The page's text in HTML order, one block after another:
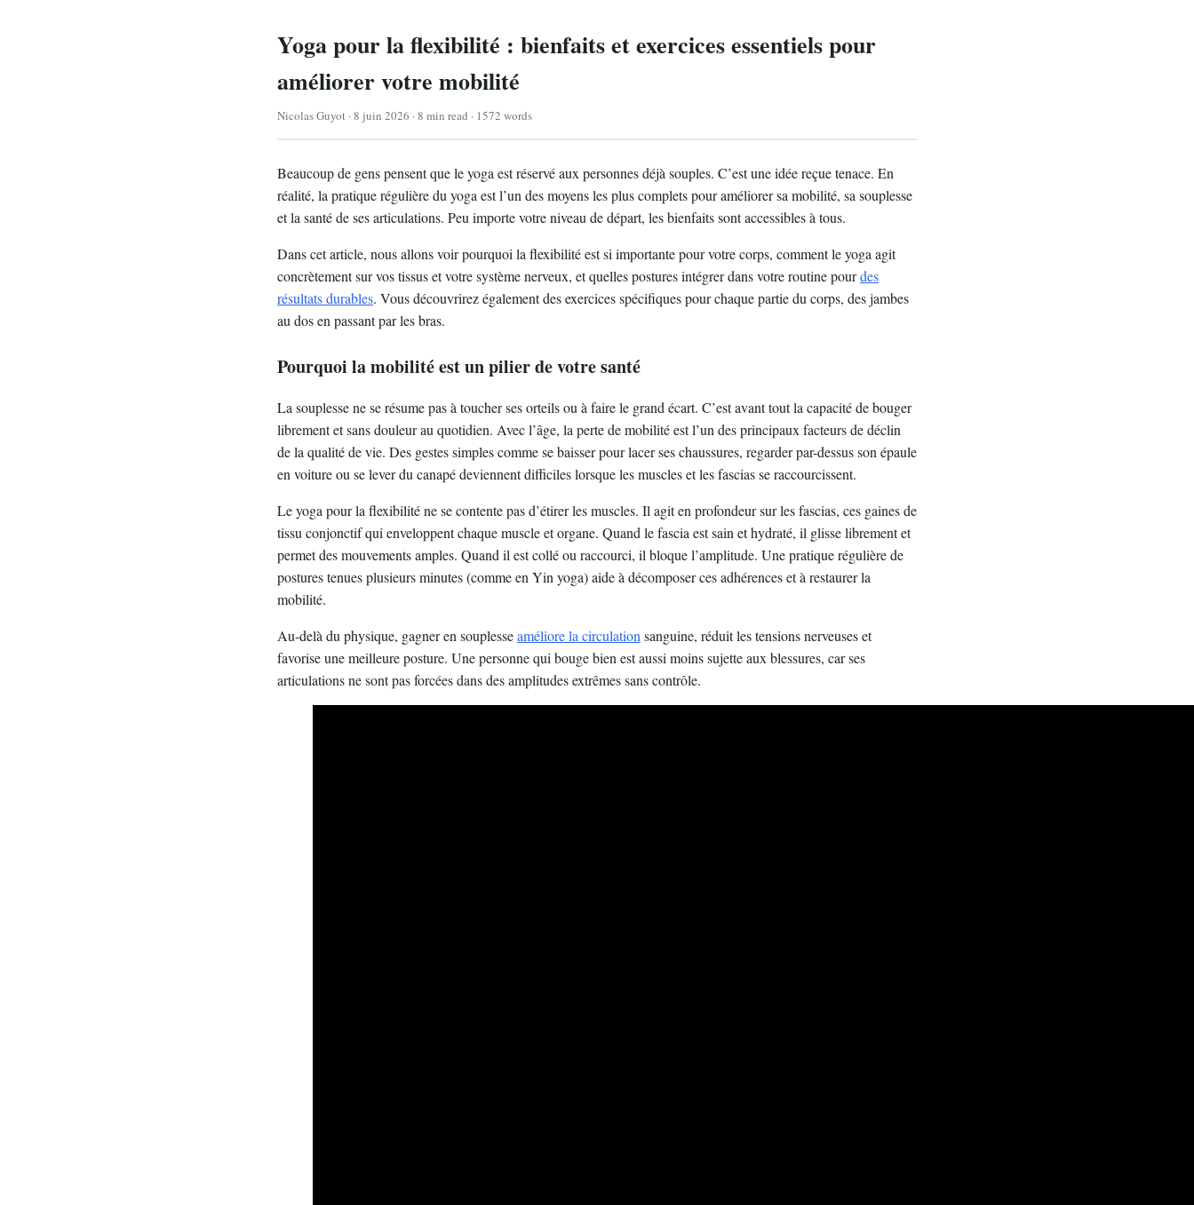
Yoga pour la flexibilité : bienfaits et exercices essentiels pour
améliorer votre mobilité
Nicolas Guyot · 8 juin 2026 · 8 min read · 1572 words
Beaucoup de gens pensent que le yoga est réservé aux personnes déjà souples. C’est une idée reçue tenace. En
réalité, la pratique régulière du yoga est l’un des moyens les plus complets pour améliorer sa mobilité, sa souplesse
et la santé de ses articulations. Peu importe votre niveau de départ, les bienfaits sont accessibles à tous.
Dans cet article, nous allons voir pourquoi la flexibilité est si importante pour votre corps, comment le yoga agit
concrètement sur vos tissus et votre système nerveux, et quelles postures intégrer dans votre routine pourdes
résultats durables. Vous découvrirez également des exercices spécifiques pour chaque partie du corps, des jambes
au dos en passant par les bras.
Pourquoi la mobilité est un pilier de votre santé
La souplesse ne se résume pas à toucher ses orteils ou à faire le grand écart. C’est avant tout la capacité de bouger
librement et sans douleur au quotidien. Avec l’âge, la perte de mobilité est l’un des principaux facteurs de déclin
de la qualité de vie. Des gestes simples comme se baisser pour lacer ses chaussures, regarder par-dessus son épaule
en voiture ou se lever du canapé deviennent difficiles lorsque les muscles et les fascias se raccourcissent.
Le yoga pour la flexibilité ne se contente pas d’étirer les muscles. Il agit en profondeur sur les fascias, ces gaines de
tissu conjonctif qui enveloppent chaque muscle et organe. Quand le fascia est sain et hydraté, il glisse librement et
permet des mouvements amples. Quand il est collé ou raccourci, il bloque l’amplitude. Une pratique régulière de
postures tenues plusieurs minutes (comme en Yin yoga) aide à décomposer ces adhérences et à restaurer la
mobilité.
Au-delà du physique, gagner en souplesseaméliore la circulation sanguine, réduit les tensions nerveuses et
favorise une meilleure posture. Une personne qui bouge bien est aussi moins sujette aux blessures, car ses
articulations ne sont pas forcées dans des amplitudes extrêmes sans contrôle.